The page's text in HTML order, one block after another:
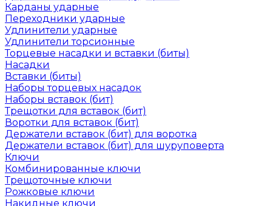
Карданы ударные
Переходники ударные
Удлинители ударные
Удлинители торсионные
Торцевые насадки и вставки (биты)
Насадки
Вставки (биты)
Наборы торцевых насадок
Наборы вставок (бит)
Трещотки для вставок (бит)
Воротки для вставок (бит)
Держатели вставок (бит) для воротка
Держатели вставок (бит) для шуруповерта
Ключи
Комбинированные ключи
Трещоточные ключи
Рожковые ключи
Накидные ключи